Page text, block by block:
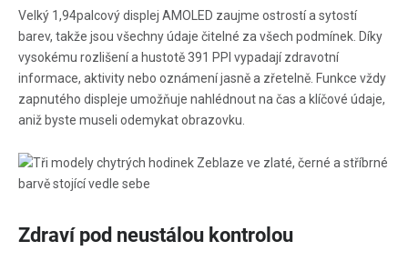
Velký 1,94palcový displej AMOLED zaujme ostrostí a sytostí
barev, takže jsou všechny údaje čitelné za všech podmínek. Díky
vysokému rozlišení a hustotě 391 PPI vypadají zdravotní
informace, aktivity nebo oznámení jasně a zřetelně. Funkce vždy
zapnutého displeje umožňuje nahlédnout na čas a klíčové údaje,
aniž byste museli odemykat obrazovku.
Zdraví pod neustálou kontrolou